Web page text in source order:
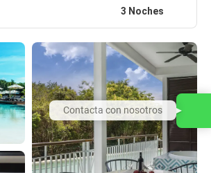
3 Noches
Contacta con nosotros